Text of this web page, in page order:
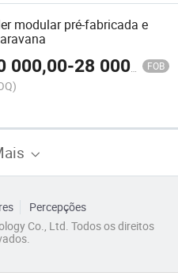
modular pré-fabricada e
000,00-28 000,00 FOB
Percepções
Co., Ltd. Todos os direitos